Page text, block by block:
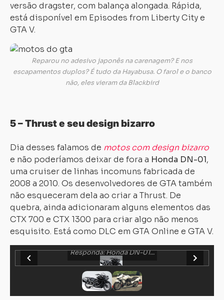
versão dragster, com balança alongada. Rápida,
está disponível em Episodes from Liberty City e
GTA V.
Reparou no adesivo japonês na carenagem? E nos
escapamentos duplos? É tudo da Hayabusa. O farol e o banco
não, eles vieram da Blackbird
5 – Thrust e seu design bizarro
Dia desses falamos de motos com design bizarro
e não poderíamos deixar de fora a Honda DN-01,
uma cruiser de linhas incomuns fabricada de
2008 a 2010. Os desenvolvedores de GTA também
não esqueceram dela ao criar a Thrust. De
quebra, ainda adicionaram alguns elementos das
CTX 700 e CTX 1300 para criar algo não menos
esquisito. Está como DLC em GTA Online e GTA V.
Responda: Honda DN-01...